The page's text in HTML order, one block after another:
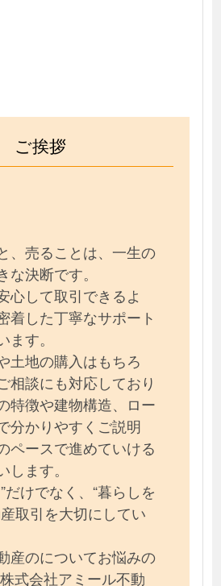
ご挨拶
、売ることは、一生の
な決断です。
心して取引できるよ
着した丁寧なサポート
す。
土地の購入はもちろ
相談にも対応しており
特徴や建物構造、ロー
分かりやすくご説明
ペースで進めていける
します。
だけでなく、“暮らしを
取引を大切にしてい
産のについてお悩みの
式会社アミール不動